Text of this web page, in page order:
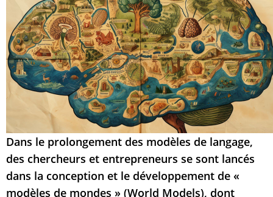
Dans le prolongement des modèles de langage,
des chercheurs et entrepreneurs se sont lancés
dans la conception et le développement de «
modèles de mondes » (World Models), dont